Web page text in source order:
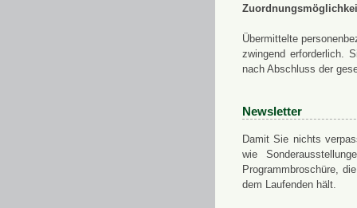
Übermittelte
zwingend erforderlich.
nach Abschluss der
Newsletter
Damit Sie nichts
wie
Programmbroschüre,
dem Laufenden hält.